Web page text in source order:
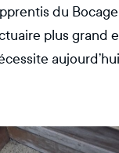
du
plus grand